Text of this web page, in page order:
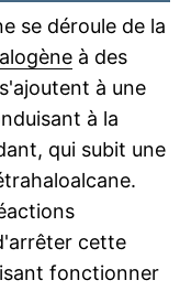
se déroule de la
à des
à une
à la
qui subit une
cette
fonctionner